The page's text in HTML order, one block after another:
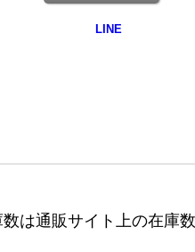
は通販サイト上の在庫